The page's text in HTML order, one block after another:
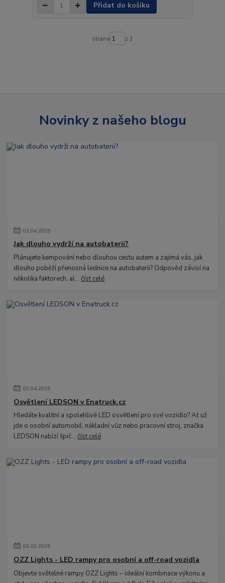
Přidat do košíku
strana z 1
Novinky z našeho blogu
03.04.2025
Jak dlouho vydrží na autobaterii?
Plánujete kempování nebo dlouhou cestu autem a zajímá vás, jak
dlouho poběží přenosná lednice na autobaterii? Odpověď závisí na
několika faktorech, al...číst celé
02.04.2025
Osvětlení LEDSON v Enatruck.cz
Hledáte kvalitní a spolehlivé LED osvětlení pro své vozidlo? Ať už
jde o osobní automobil, nákladní vůz nebo pracovní stroj, značka
LEDSON nabízí špič...číst celé
03.02.2025
OZZ Lights - LED rampy pro osobní a off-road vozidla
Objevte světelné rampy OZZ Lights – ideální kombinace výkonu a